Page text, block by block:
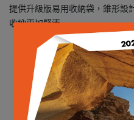
提供升級版易用收納袋，錐形設
收納更加緊湊